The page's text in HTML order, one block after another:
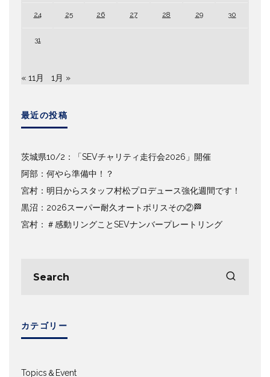
24 25 26 27 28 29 30
31
« 11月 1月 »
最近の投稿
茨城県10/2：「SEVチャリティ走行会2026」開催
阿部：何やら準備中！？
宮村：明日からスタッフ村松プロデュース強化週間です！
黒沼：2026スーパー耐久オートポリスその②🏁
宮村：＃感動リングことSEVナンバープレートリング
カテゴリー
Topics＆Event